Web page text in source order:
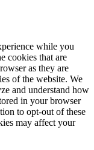
while you
cookies that are
as they are
of the website. We
and understand how
in your browser
to opt-out of these
may affect your